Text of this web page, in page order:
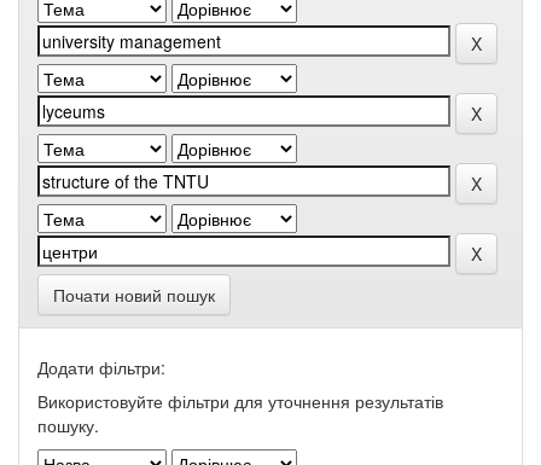
Почати новий пошук
Додати фільтри:
Використовуйте фільтри для уточнення результатів
пошуку.